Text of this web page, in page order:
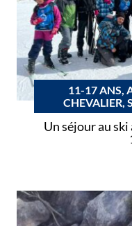
11-17 ANS,
CHEVALIER,
Un séjour au